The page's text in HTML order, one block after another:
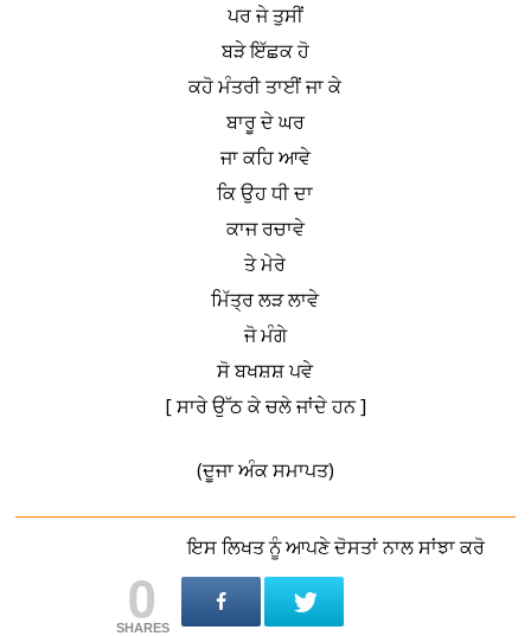
ਪਰ ਜੇ ਤੁਸੀਂ
ਬੜੇ ਇੱਛਕ ਹੋ
ਕਹੋ ਮੰਤਰੀ ਤਾਈਂ ਜਾ ਕੇ
ਬਾਰੂ ਦੇ ਘਰ
ਜਾ ਕਹਿ ਆਵੇ
ਕਿ ਉਹ ਧੀ ਦਾ
ਕਾਜ ਰਚਾਵੇ
ਤੇ ਮੇਰੇ
ਮਿੱਤ੍ਰ ਲੜ ਲਾਵੇ
ਜੋ ਮੰਗੇ
ਸੋ ਬਖਸ਼ਸ਼ ਪਵੇ
[ ਸਾਰੇ ਉੱਠ ਕੇ ਚਲੇ ਜਾਂਦੇ ਹਨ ]
(ਦੂਜਾ ਅੰਕ ਸਮਾਪਤ)
ਇਸ ਲਿਖਤ ਨੂੰ ਆਪਣੇ ਦੋਸਤਾਂ ਨਾਲ ਸਾਂਝਾ ਕਰੋ
0
SHARES